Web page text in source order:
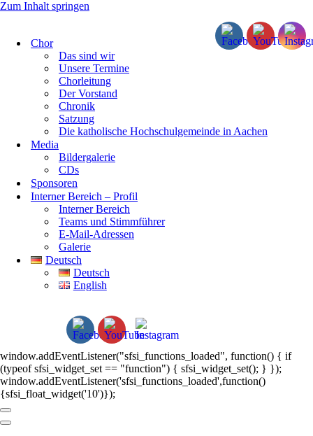
Zum Inhalt springen
Chor
Das sind wir
Unsere Termine
Chorleitung
Der Vorstand
Chronik
Satzung
Die katholische Hochschulgemeinde in Aachen
Media
Bildergalerie
CDs
Sponsoren
Interner Bereich – Profil
Interner Bereich
Teams und Stimmführer
E-Mail-Adressen
Galerie
Deutsch
Deutsch
English
window.addEventListener("sfsi_functions_loaded", function() { if
(typeof sfsi_widget_set == "function") { sfsi_widget_set(); } });
window.addEventListener('sfsi_functions_loaded',function()
{sfsi_float_widget('10')});
Navigationsmenü
Navigationsmenü